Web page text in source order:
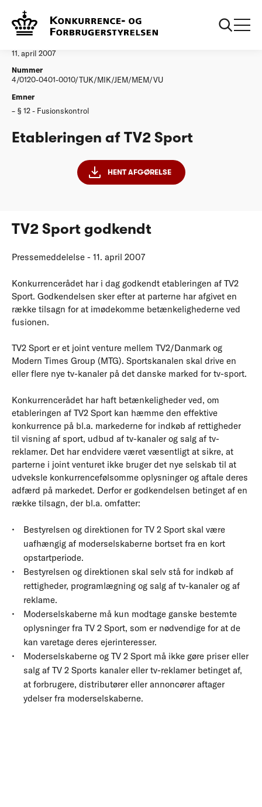
Afgørelser
11. april 2007
Nummer
4/0120-0401-0010/TUK/MIK/JEM/MEM/VU
Emner
§ 12 - Fusionskontrol
Etableringen af TV2 Sport
HENT AFGØRELSE
TV2 Sport godkendt
Pressemeddelelse - 11. april 2007
Konkurrencerådet har i dag godkendt etableringen af TV2
Sport. Godkendelsen sker efter at parterne har afgivet en
række tilsagn for at imødekomme betænkelighederne ved
fusionen.
TV2 Sport er et joint venture mellem TV2/Danmark og
Modern Times Group (MTG). Sportskanalen skal drive en
eller flere nye tv-kanaler på det danske marked for tv-sport.
Konkurrencerådet har haft betænkeligheder ved, om
etableringen af TV2 Sport kan hæmme den effektive
konkurrence på bl.a. markederne for indkøb af rettigheder
til visning af sport, udbud af tv-kanaler og salg af tv-
reklamer. Det har endvidere været væsentligt at sikre, at
parterne i joint venturet ikke bruger det nye selskab til at
udveksle konkurrencefølsomme oplysninger og aftale deres
adfærd på markedet. Derfor er godkendelsen betinget af en
række tilsagn, der bl.a. omfatter:
Bestyrelsen og direktionen for TV 2 Sport skal være
uafhængig af moderselskaberne bortset fra en kort
opstartperiode.
Bestyrelsen og direktionen skal selv stå for indkøb af
rettigheder, programlægning og salg af tv-kanaler og af
reklame.
Moderselskaberne må kun modtage ganske bestemte
oplysninger fra TV 2 Sport, som er nødvendige for at de
kan varetage deres ejerinteresser.
Moderselskaberne og TV 2 Sport må ikke gøre priser eller
salg af TV 2 Sports kanaler eller tv-reklamer betinget af,
at forbrugere, distributører eller annoncører aftager
ydelser fra moderselskaberne.